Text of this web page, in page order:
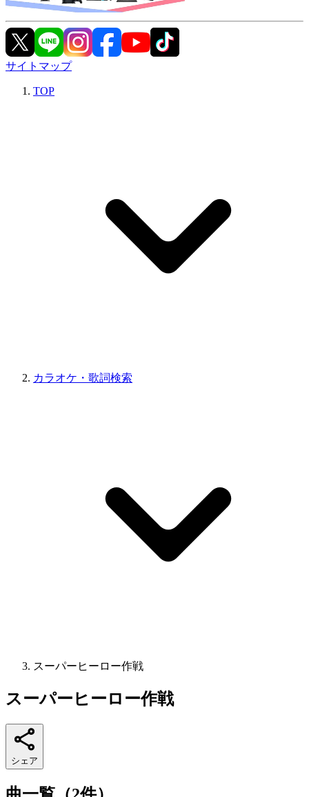
サイトマップ
TOP
カラオケ・歌詞検索
スーパーヒーロー作戦
スーパーヒーロー作戦
シェア